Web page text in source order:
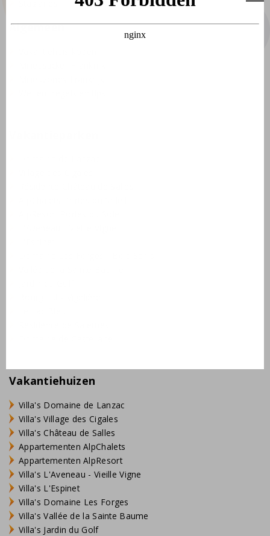
Algemeen
Vakantiehuizen
Villa's Domaine de Lanzac
Villa's Village des Cigales
Villa's Château de Salles
Appartementen AlpChalets
Appartementen AlpResort
Villa's L'Aveneau - Vieille Vigne
Villa's L'Espinet
Villa's Domaine Les Forges
Villa's Vallée de la Sainte Baume
Villa's Jardin du Golf